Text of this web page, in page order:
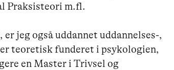
Praksisteori m.fl.
jeg også uddannet uddannelses-,
teoretisk funderet i psykologien,
en Master i Trivsel og